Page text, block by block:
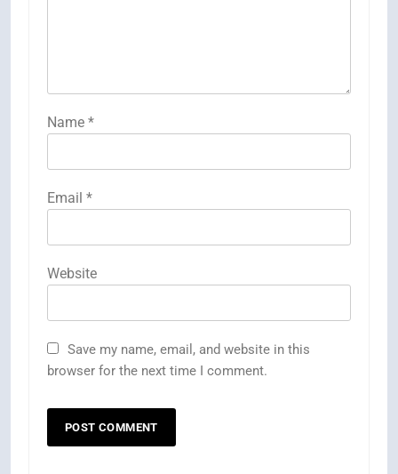
Name *
Email *
Website
Save my name, email, and website in this
browser for the next time I comment.